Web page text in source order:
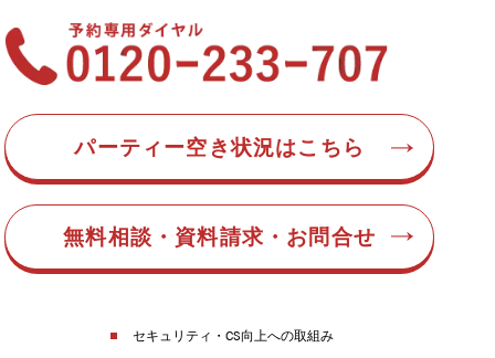
パーティー空き状況はこちら
無料相談・資料請求・お問合せ
セキュリティ・CS向上への取組み